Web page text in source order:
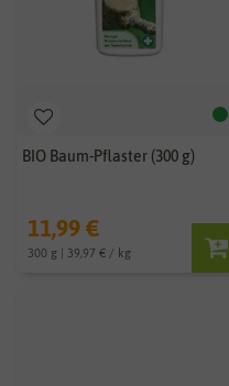
BIO Baum-Pflaster (300 g)
11,99 €
300 g | 39,97 € / kg